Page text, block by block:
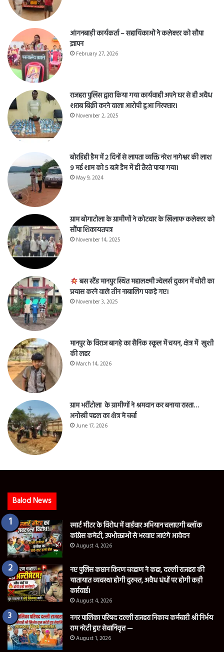
आंगनबाड़ी कार्यकर्ता – सहायिकाओं नेे कलेक्टर को सौपा
ज्ञापन
February 27, 2026
राजहरा पुलिस द्वारा किया गया कार्यवाही अपने घर से ही अवैध
शराब बिक्री करने वाला आरोपी हुआ गिरफ्तार।
November 2, 2025
बोरडिही डैम में 2 दिनों से लापता व्यक्ति नरेश नागेश्वर की लाश
9 मई शाम को 5 बजे डैम में ही तैरते पाया गया।
May 9, 2024
ग्राम बोगाटोला के ग्रामीणों ने कोटवार के खिलाफ कलेक्टर को
सौंपा शिकायतपत्र
November 14, 2025
बस स्टैंड मानपुर स्थित महालक्ष्मी ज्वेलर्स दुकान में चोरी का
प्रयास करने वाले तीन नाबालिग पकड़े गए।
November 3, 2025
मानपुर के विराज बागड़े का सैनिक स्कूल में चयन, क्षेत्र में खुशी
की लहर
March 14, 2026
ग्राम भर्रीटोला के ग्रामीणों ने श्रमदान कर बनाया रास्ता…
अनोखी पहल का क्षेत्र मे चर्चा
June 17, 2026
Balod News
स्मार्ट मीटर के विरोध में वार्डवार अभियान चलाएगी ब्लॉक
कांग्रेस कमेटी, उपभोक्ताओं से भरवाए जाएंगे आवेदन
August 4, 2026
नए पुलिस कप्तान किरण चव्हाण ने कहा, दल्ली राजहरा की
यातायात व्यवस्था होगी दुरुस्त, अवैध धंधों पर होगी कड़ी
कार्रवाई।
August 4, 2026
नगर पालिका परिषद दल्ली राजहरा निकाय कर्मचारी श्री निर्भय
राम नरेटी हुए सेवानिवृत्त —
August 1, 2026